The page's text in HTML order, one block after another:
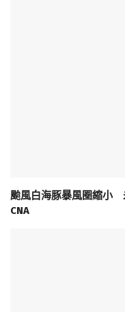
颱風白海豚暴風圈縮小
CNA